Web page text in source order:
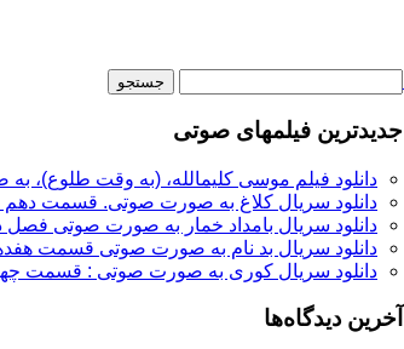
جدیدترین فیلمهای صوتی
دانلود فیلم موسی کلیمالله، (به وقت طلوع)،
دانلود سریال کلاغ به صورت صوتی. قسمت دهم
دانلود سریال بامداد خمار به صورت صوتی
دانلود سریال بد نام به صورت صوتی قسمت
دانلود سریال کوری به صورت صوتی : قسمت
آخرین دیدگاه‌ها